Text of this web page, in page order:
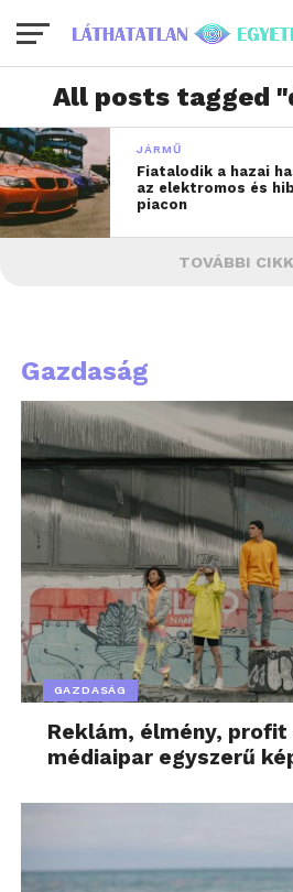
All posts tagged
JÁRMŰ
Fiatalodik a hazai
az elektromos és
piacon
TOVÁBBI
Gazdaság
GAZDASÁG
Reklám, élmény,
médiaipar egyszerű